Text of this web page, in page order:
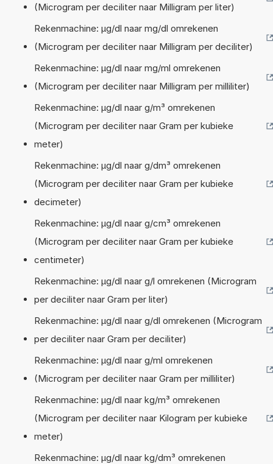
(Microgram per deciliter naar Milligram per liter)
Rekenmachine: µg/dl naar mg/dl omrekenen
(Microgram per deciliter naar Milligram per deciliter)
Rekenmachine: µg/dl naar mg/ml omrekenen
(Microgram per deciliter naar Milligram per milliliter)
Rekenmachine: µg/dl naar g/m³ omrekenen
(Microgram per deciliter naar Gram per kubieke
meter)
Rekenmachine: µg/dl naar g/dm³ omrekenen
(Microgram per deciliter naar Gram per kubieke
decimeter)
Rekenmachine: µg/dl naar g/cm³ omrekenen
(Microgram per deciliter naar Gram per kubieke
centimeter)
Rekenmachine: µg/dl naar g/l omrekenen (Microgram
per deciliter naar Gram per liter)
Rekenmachine: µg/dl naar g/dl omrekenen (Microgram
per deciliter naar Gram per deciliter)
Rekenmachine: µg/dl naar g/ml omrekenen
(Microgram per deciliter naar Gram per milliliter)
Rekenmachine: µg/dl naar kg/m³ omrekenen
(Microgram per deciliter naar Kilogram per kubieke
meter)
Rekenmachine: µg/dl naar kg/dm³ omrekenen